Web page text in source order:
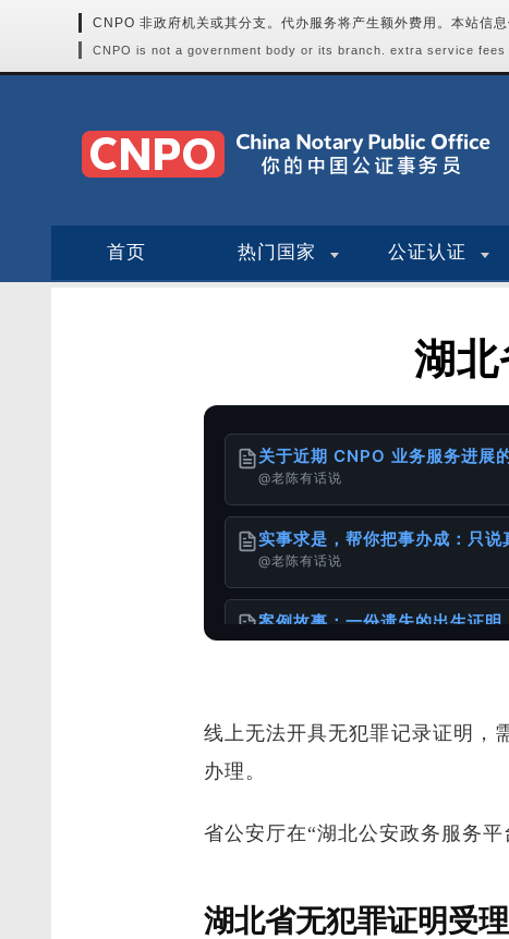
CNPO 非政府机关或其分支。代办服务将产生额外费用。本站信
CNPO is not a government body or its branch. extra service
首页 热门国家 公证认证
湖
关于近期 CNPO 业务服务进展
@老陈有话说
实事求是，帮你把事办成：只说
@老陈有话说
案例故事：一份遗失的出生证明
@老陈有话说
1949年以前出生老人相关文件
服务使用说明书
@老陈有话说
怎么办理出生公证书？针对不同
@老陈有话说
线上无法开具无犯罪记录证明，
办理。
省公安厅在“湖北公安政务服务
湖北省无犯罪证明受